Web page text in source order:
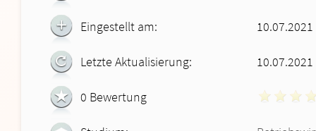
Eingestellt am:
Letzte Aktualisierung: 10.07.2021
0 Bewertung